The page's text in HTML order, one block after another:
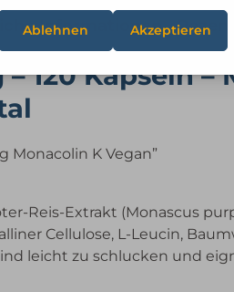
Informationen
120 Kapseln –
Monacolin K Vegan”
Reis-Extrakt (Monascus
Cellulose, L-Leucin,
leicht zu schlucken und